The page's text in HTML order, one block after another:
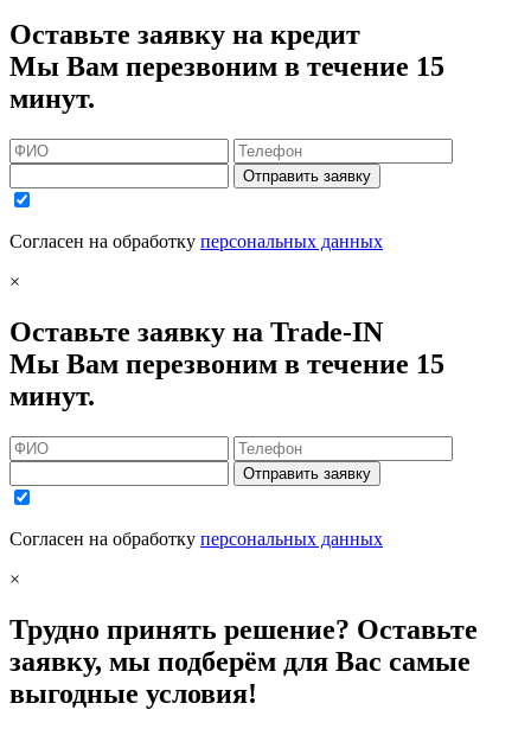
Оставьте заявку на кредит
Мы Вам перезвоним в течение 15
минут.
Отправить заявку
Согласен на обработку персональных данных
×
Оставьте заявку на Trade-IN
Мы Вам перезвоним в течение 15
минут.
Отправить заявку
Согласен на обработку персональных данных
×
Трудно принять решение? Оставьте
заявку, мы подберём для Вас самые
выгодные условия!